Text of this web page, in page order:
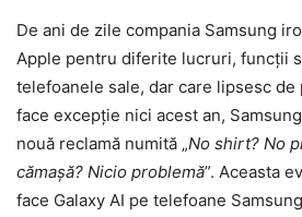
De ani de zile compania Samsung
Apple pentru diferite lucruri, funcții
telefoanele sale, dar care lipsesc
face excepție nici acest an,
nouă reclamă numită „No shirt? No
cămașă? Nicio problemă”. Aceasta
face Galaxy AI pe telefoane